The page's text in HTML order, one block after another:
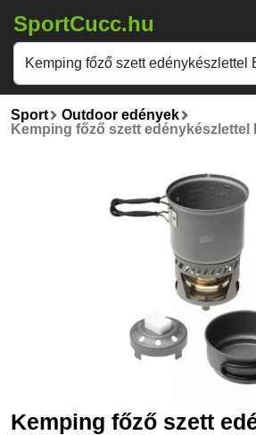
SportCucc.hu
Sport
Outdoor edények
Kemping főző szett edénykészlettel
Kemping főző szett